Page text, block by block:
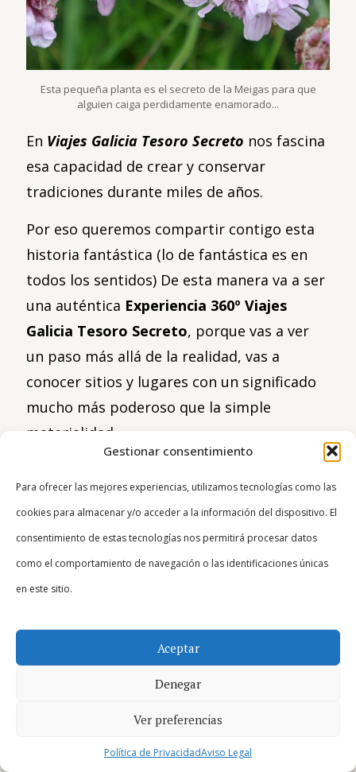
Gestionar consentimiento
Para ofrecer las mejores experiencias, utilizamos tecnologías como las
cookies para almacenar y/o acceder a la información del dispositivo. El
consentimiento de estas tecnologías nos permitirá procesar datos
como el comportamiento de navegación o las identificaciones únicas
en este sitio.
Aceptar
Denegar
Ver preferencias
Política de PrivacidadAviso Legal
Esta pequeña planta es el secreto de la Meigas para que
alguien caiga perdidamente enamorado...
En Viajes Galicia Tesoro Secreto nos fascina
esa capacidad de crear y conservar
tradiciones durante miles de años.
Por eso queremos compartir contigo esta
historia fantástica (lo de fantástica es en
todos los sentidos) De esta manera va a ser
una auténtica Experiencia 360º Viajes
Galicia Tesoro Secreto, porque vas a ver
un paso más allá de la realidad, vas a
conocer sitios y lugares con un significado
mucho más poderoso que la simple
materialidad.
haperdurado durante siglos y siglos.
Lugares bellos,donde la piedra y el agua
están tan vivas y llenas de vida como las
creencias que en ellas habitan.
famoso del mundo? ¿No? ¿Uno pequeño te
suena?… Una pista…¿Cómo se hacen en
gallego los diminutivos? Añadiendo al final
de la palabra -iño,¿no? Pues ahora añade -
Mouro+iño… Mouriño (Mourinho en